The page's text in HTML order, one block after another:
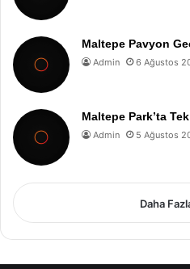
Maltepe Pavyon
Admin 6 Ağustos
Maltepe Park’ta
Admin 5 Ağustos
Daha